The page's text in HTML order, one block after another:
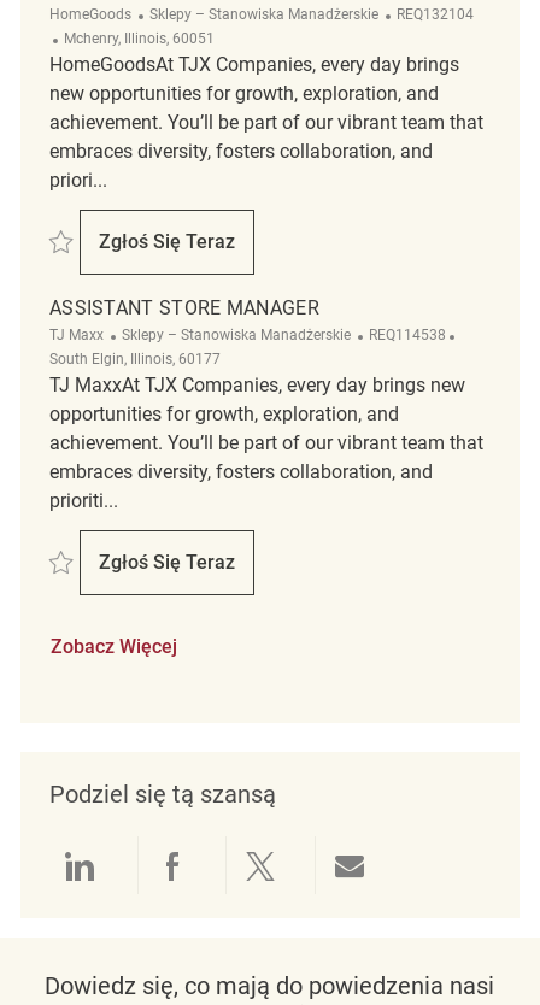
HomeGoods Kategoria
Sklepy – Stanowiska Manadżerskie ReqId
REQ132104
Lokalizacja
Mchenry, Illinois, 60051
HomeGoodsAt TJX Companies, every day brings
new opportunities for growth, exploration, and
achievement. You’ll be part of our vibrant team that
embraces diversity, fosters collaboration, and
priori...
Zapisać Assistant Store Manager REQ132104
Zgłoś Się Teraz
Assistant Store Manager
ASSISTANT STORE MANAGER
TJ Maxx Kategoria
Sklepy – Stanowiska Manadżerskie ReqId
REQ114538
South Elgin, Illinois, 60177
TJ MaxxAt TJX Companies, every day brings new
opportunities for growth, exploration, and
achievement. You’ll be part of our vibrant team that
embraces diversity, fosters collaboration, and
prioriti...
Zapisać Assistant Store Manager REQ114538
Zgłoś Się Teraz
Assistant Store Manager
Zobacz Więcej
Podziel się tą szansą
Udostępnianie przez LinkedIn
Udostępnianie przez
Udostępnij przez
Dowiedz się, co mają do powiedzenia nasi